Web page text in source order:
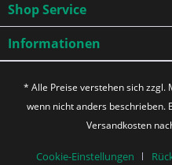
Shop Service
Informationen
* Alle Preise verstehen sich zzgl.
wenn nicht anders beschrieben.
Versandkosten
Cookie-Einstellungen